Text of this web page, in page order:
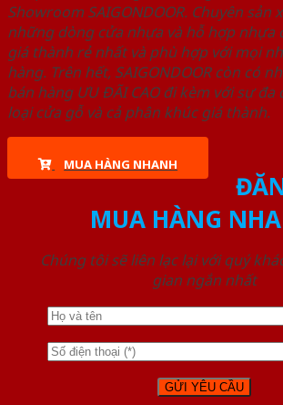
Showroom SAIGONDOOR. Chuyên sản
những dòng cửa nhựa và hỗ hợp nhựa
giá thành rẻ nhất và phù hợp với mọi
hàng. Trên hết, SAIGONDOOR còn có
bán hàng ƯU ĐÃI CAO đi kèm với sự đa
loại cửa gỗ và cả phân khúc giá thành.
MUA HÀNG NHANH
MUA HÀNG
Chúng tôi sẽ liên lạc lại với quý
gian ngắn nhất